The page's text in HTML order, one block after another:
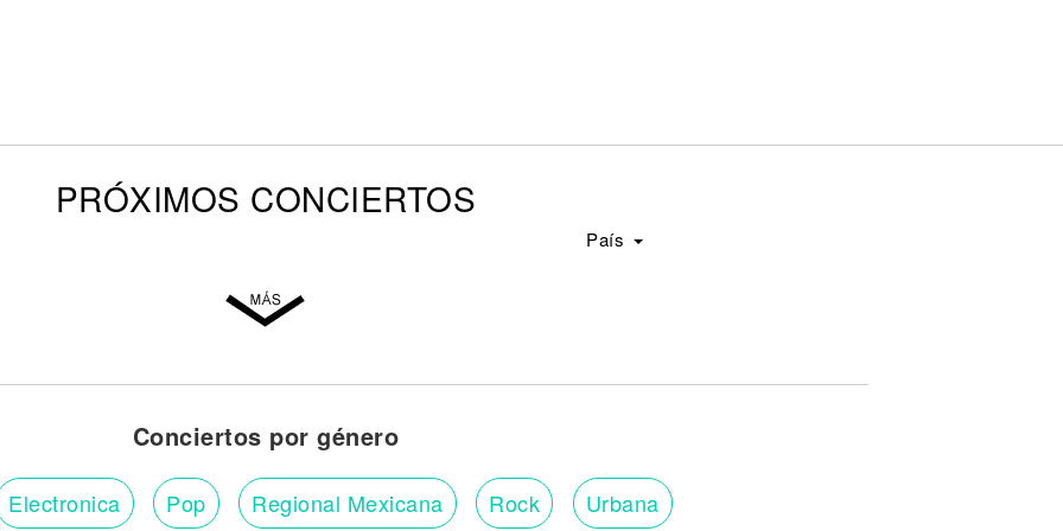
PRÓXIMOS CONCIERTOS
País
Conciertos por género
Electronica Pop Regional Mexicana Rock Urbana